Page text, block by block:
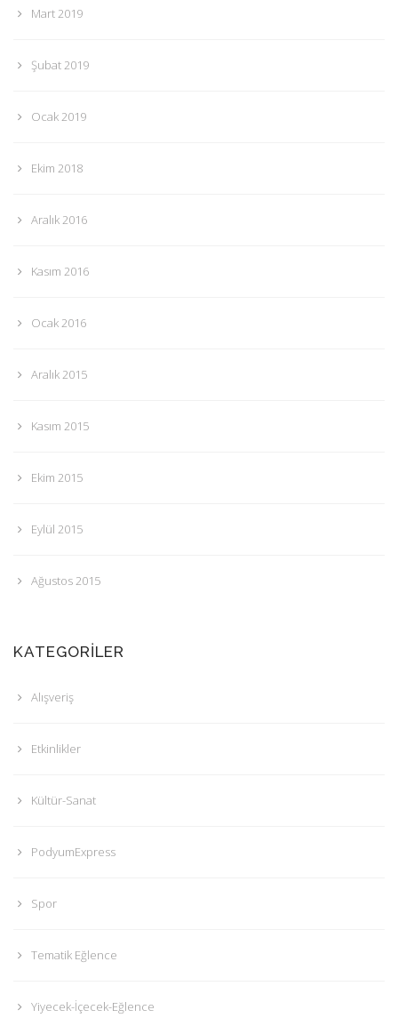
Mart 2019
Şubat 2019
Ocak 2019
Ekim 2018
Aralık 2016
Kasım 2016
Ocak 2016
Aralık 2015
Kasım 2015
Ekim 2015
Eylül 2015
Ağustos 2015
KATEGORILER
Alışveriş
Etkinlikler
Kültür-Sanat
PodyumExpress
Spor
Tematik Eğlence
Yiyecek-İçecek-Eğlence